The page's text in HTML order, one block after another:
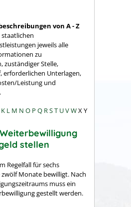
von A - Z
jeweils alle
zu
zuständiger Stelle,
erforderlichen Unterlagen,
Leistung und
K L M N O P Q RST UVWX Y
stellen
Regelfall für sechs
Monate bewilligt. Nach
muss ein
gestellt werden.